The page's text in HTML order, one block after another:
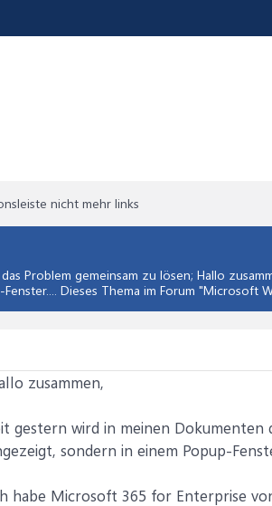
nicht mehr links
Problem gemeinsam zu lösen; Hallo
Dieses Thema im Forum "Microsoft
zusammen,
gestern wird in meinen Dokumenten
sondern in einem Popup-
habe Microsoft 365 for Enterprise